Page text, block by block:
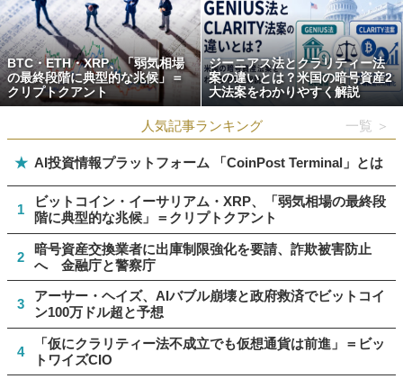
BTC・ETH・XRP、「弱気相場
の最終段階に典型的な兆候」＝
クリプトクアント
ジーニアス法とクラリティー法
案の違いとは？米国の暗号資産2
大法案をわかりやすく解説
人気記事ランキング 一覧 ＞
★ AI投資情報プラットフォーム 「CoinPost Terminal」とは
1
ビットコイン・イーサリアム・XRP、「弱気相場の最終段
階に典型的な兆候」＝クリプトクアント
2
暗号資産交換業者に出庫制限強化を要請、詐欺被害防止
へ 金融庁と警察庁
3
アーサー・ヘイズ、AIバブル崩壊と政府救済でビットコイ
ン100万ドル超と予想
4
「仮にクラリティー法不成立でも仮想通貨は前進」＝ビッ
トワイズCIO